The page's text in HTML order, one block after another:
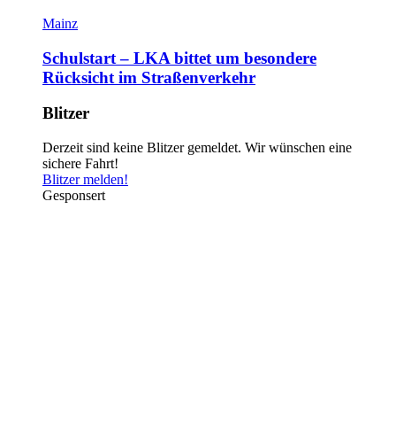
Mainz
Schulstart – LKA bittet um besondere
Rücksicht im Straßenverkehr
Blitzer
Derzeit sind keine Blitzer gemeldet. Wir wünschen eine
sichere Fahrt!
Blitzer melden!
Gesponsert